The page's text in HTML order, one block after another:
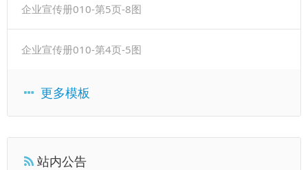
企业宣传册010-第5页-8图
企业宣传册010-第4页-5图
更多模板
站内公告